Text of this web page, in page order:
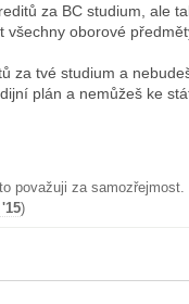
za BC studium, ale
oborové
za tvé studium a
plán a nemůžeš ke
považuji za samozřejmost.
)